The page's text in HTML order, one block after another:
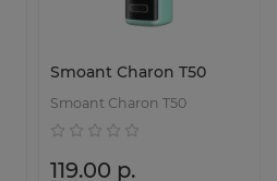
Smoant Charon T50
Smoant Charon T50
119.00 р.